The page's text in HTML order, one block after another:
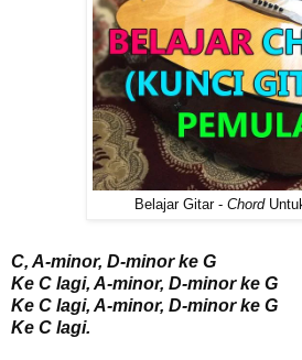
Belajar Gitar - Chord
C, A-minor, D-minor ke G
Ke C lagi, A-minor, D-minor ke G
Ke C lagi, A-minor, D-minor ke G
Ke C lagi.